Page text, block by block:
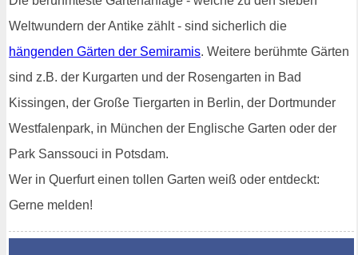
Weltwundern der Antike zählt - sind sicherlich die
hängenden Gärten der Semiramis. Weitere berühmte Gärten
sind z.B. der Kurgarten und der Rosengarten in Bad
Kissingen, der Große Tiergarten in Berlin, der Dortmunder
Westfalenpark, in München der Englische Garten oder der
Park Sanssouci in Potsdam.
Wer in Querfurt einen tollen Garten weiß oder entdeckt:
Gerne melden!